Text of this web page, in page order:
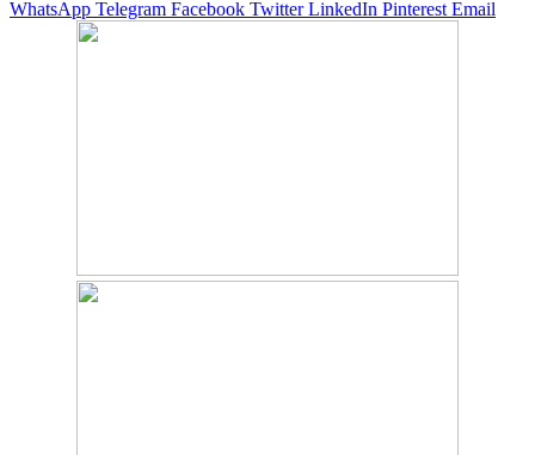
WhatsApp Telegram Facebook Twitter LinkedIn Pinterest Email